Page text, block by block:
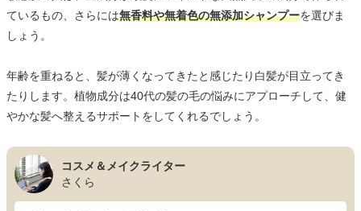
ているもの、さらには無香料や無着色の無添加シャンプーを選びま
しょう。
年齢を重ねると、髪が薄くなってきたと感じたり白髪が目立ってき
たりします。植物成分は40代の髪の毛の悩みにアプローチして、健
やかな髪へ整えるサポートをしてくれるでしょう。
コスメ＆メイクライター
さくら